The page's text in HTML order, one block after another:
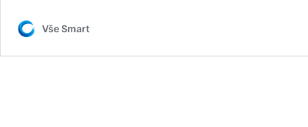
Vše Smart